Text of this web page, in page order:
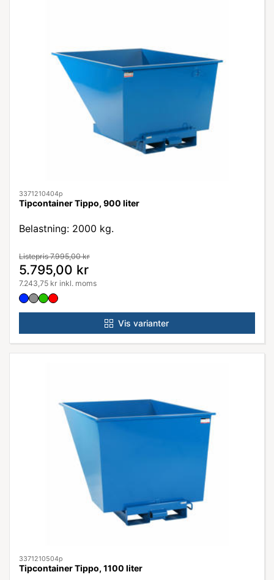
3371210404p
Tipcontainer Tippo, 900 liter
Belastning: 2000 kg.
Listepris 7.995,00 kr
5.795,00 kr
7.243,75 kr inkl. moms
Vis varianter
3371210504p
Tipcontainer Tippo, 1100 liter